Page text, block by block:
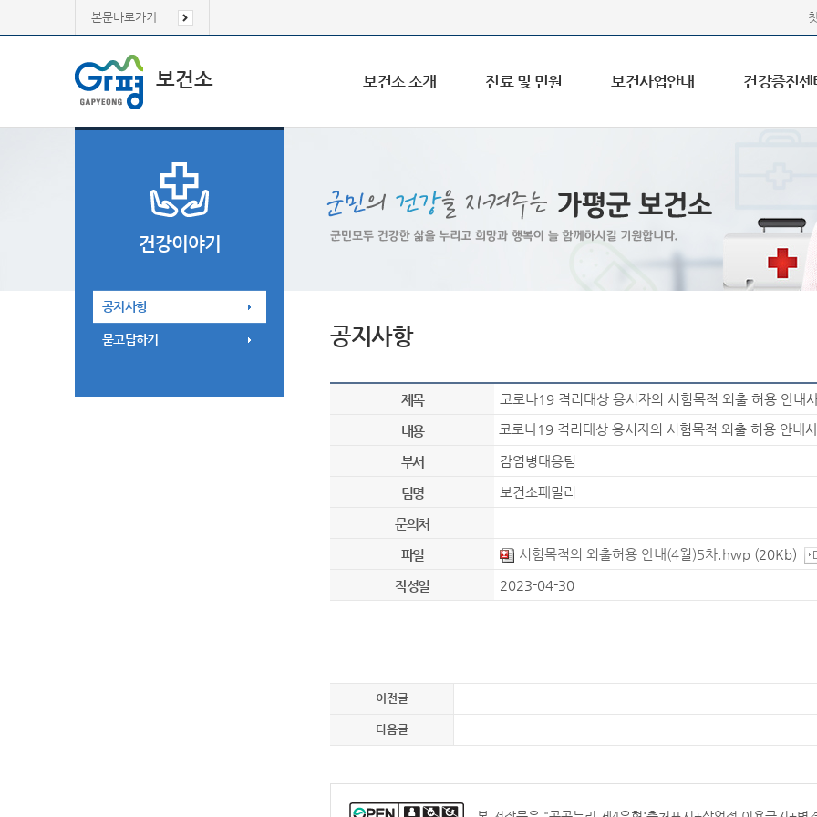
본문바로가기
보건소 보건소 소개 진료 및 민원 보건사업안내 건강증진센
건강이야기
공지사항
묻고답하기 공지사항
제목 코로나19 격리대상 응시자의 시험목적 외출 허용 안내
내용 코로나19 격리대상 응시자의 시험목적 외출 허용 안내
부서 감염병대응팀
팀명 보건소패밀리
문의처
파일
시험목적의 외출허용 안내(4월)5차.hwp (20Kb)
작성일 2023-04-30
이전글
다음글